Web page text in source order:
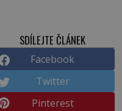
SDÍLEJTE ČLÁNEK
Facebook
Twitter
Pinterest